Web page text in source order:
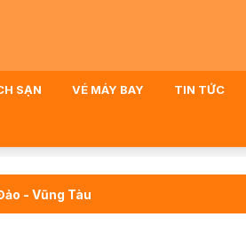
SẠN VÉ MÁY BAY TIN TỨC
- Vũng Tàu